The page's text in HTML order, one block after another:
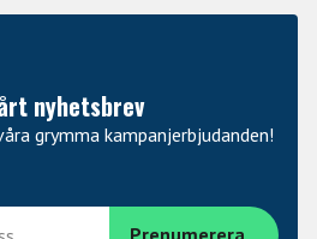
nyhetsbrev
grymma kampanjerbjudanden!